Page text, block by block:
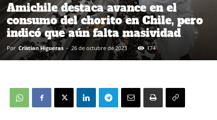
Amichile destaca avance en el
consumo del chorito en Chile, pero
indicó que aún falta masividad
Por Cristian Higueras - 26 de octubre de 2023 174